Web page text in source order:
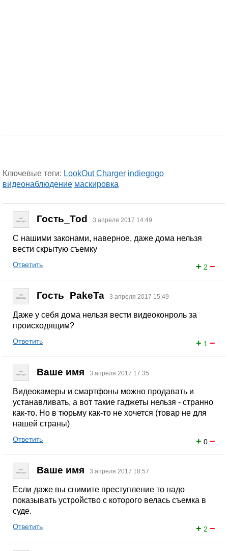
Ключевые теги: LookOut Charger indiegogo
видеонаблюдение маскировка
Гость_Tod 3 апреля 2017 14:49
С нашими законами, наверное, даже дома нельзя
вести скрытую съемку
+ 2 −
Ответить
Гость_PakeTa 3 апреля 2017 15:49
Даже у себя дома нельзя вести видеоконроль за
происходящим?
+ 1 −
Ответить
Ваше имя 3 апреля 2017 17:35
Видеокамеры и смартфоны можно продавать и
устанавливать, а вот такие гаджеты нельзя - странно
как-то. Но в тюрьму как-то не хочется (товар не для
нашей страны)
+ 0 −
Ответить
Ваше имя 3 апреля 2017 18:57
Если даже вы снимите преступление то надо
показывать устройство с которого велась съемка в
суде.
+ 2 −
Ответить